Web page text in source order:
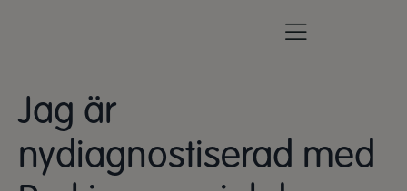
Jag är
nydiagnostiserad med